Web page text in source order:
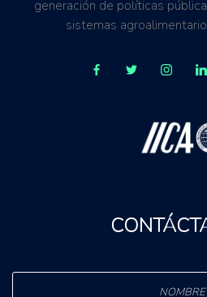
generación de políticas
sistemas